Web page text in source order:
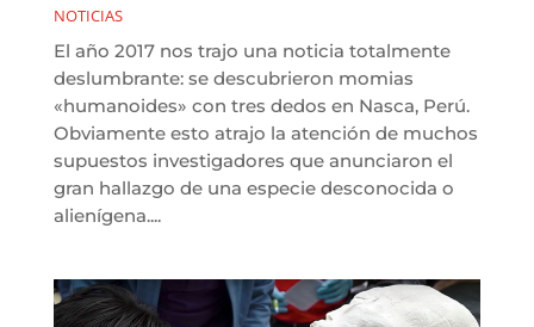
NOTICIAS
El año 2017 nos trajo una noticia totalmente
deslumbrante: se descubrieron momias
«humanoides» con tres dedos en Nasca, Perú.
Obviamente esto atrajo la atención de muchos
supuestos investigadores que anunciaron el
gran hallazgo de una especie desconocida o
alienígena....